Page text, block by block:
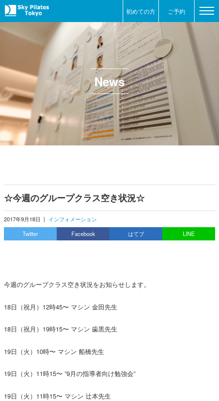
初めての方 ご予約
News
☆今週のグループクラス空き状況☆
2017年9月18日 | インフォメーション
Twitter
Facebook はてブ LINE
今週のグループクラス空き状況をお知らせします。
18日（祝月）12時45〜 マシン 金田先生
18日（祝月）19時15〜 マシン 歯黒先生
19日（火）10時〜 マシン 船橋先生
19日（火）11時15〜 ”9月の指導者向け勉強会”
19日（火）11時15〜 マシン 辻本先生